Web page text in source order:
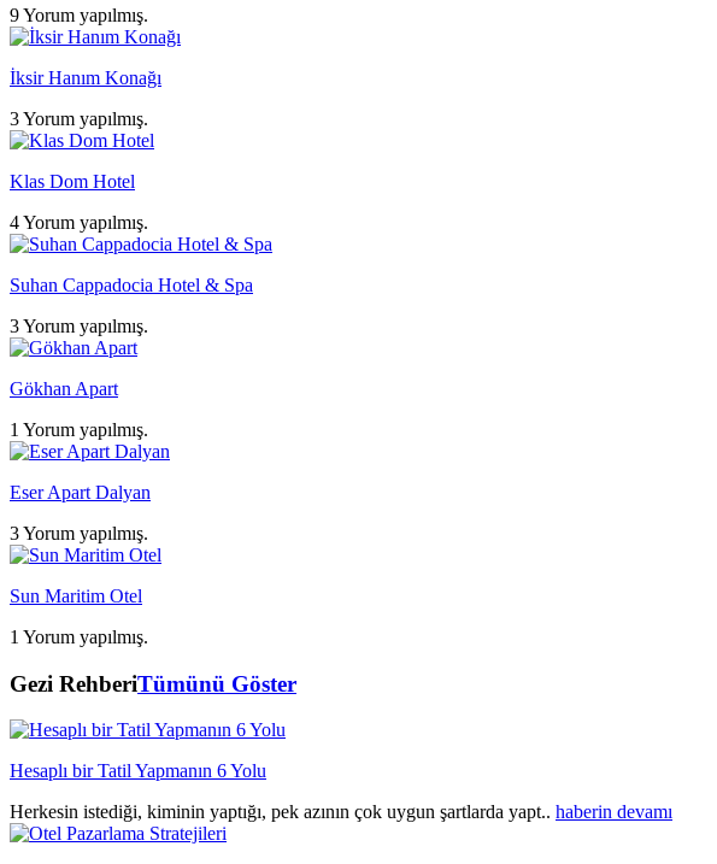
9 Yorum yapılmış.
İksir Hanım Konağı
3 Yorum yapılmış.
Klas Dom Hotel
4 Yorum yapılmış.
Suhan Cappadocia Hotel & Spa
3 Yorum yapılmış.
Gökhan Apart
1 Yorum yapılmış.
Eser Apart Dalyan
3 Yorum yapılmış.
Sun Maritim Otel
1 Yorum yapılmış.
Gezi RehberiTümünü Göster
Hesaplı bir Tatil Yapmanın 6 Yolu
Herkesin istediği, kiminin yaptığı, pek azının çok uygun şartlarda yapt.. haberin devamı